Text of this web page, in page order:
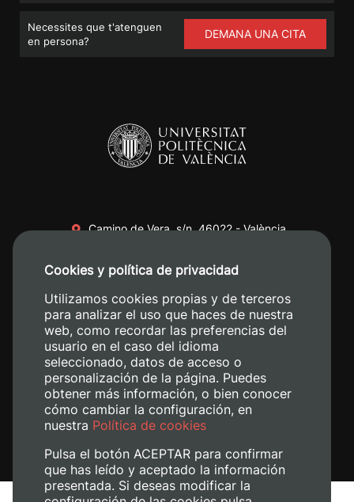
Necessites que t'atenguen
en persona?
DEMANA UNA CITA
Camino de Vera, s/n. 46022 - València
+34 620 04 00 50
Cookies y política de privacidad
Utilizamos cookies propias y de terceros
para analizar el uso que haces de nuestra
web, como recordar las preferencias del
usuario en el caso del idioma
seleccionado, datos de acceso o
personalización de la página. Puedes
obtener más información, o bien conocer
cómo cambiar la configuración, en
nuestra Política de cookies
Pulsa el botón ACEPTAR para confirmar
que has leído y aceptado la información
presentada. Si deseas modificar la